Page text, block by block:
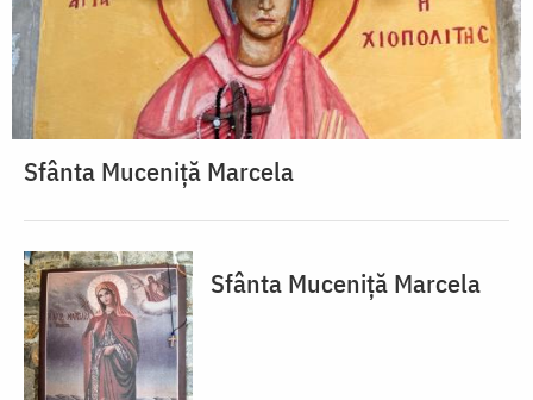
Sfânta Muceniță Marcela
Sfânta Muceniță Marcela